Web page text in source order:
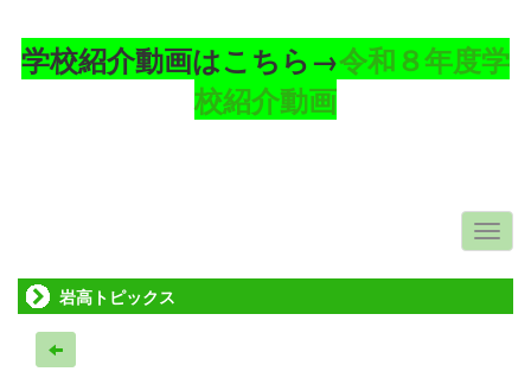
学校紹介動画はこちら→令和８年度学
校紹介動画
岩高トピックス